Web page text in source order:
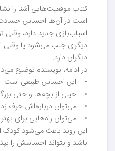
کتاب موقعیت‌هایی آشنا را
است در آن‌ها احساس
اسباب‌بازی جدید دارد، وقتی
دیگری جلب می‌شود یا وقتی
دیگران دارد.
در ادامه، نویسنده توضیح
• این احساس طبیعی است
• خیلی از بچه‌ها و حتی
• می‌توان درباره‌اش حرف زد
• می‌توان راه‌هایی برای
این روند باعث می‌شود کودک
باشد و بتواند احساسش را